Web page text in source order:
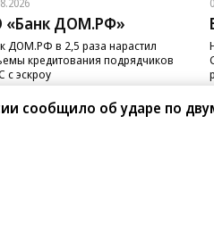
«Банк ДОМ.РФ»
ДОМ.РФ в 2,5 раза нарастил
кредитования подрядчиков
с эскроу
сообщило об ударе по